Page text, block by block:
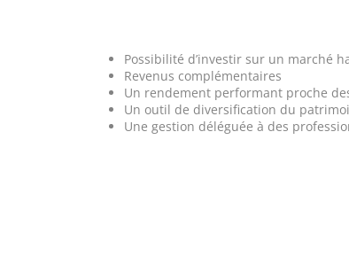
Possibilité d’investir sur un marché
Revenus complémentaires
Un rendement performant proche
Un outil de diversification du
Une gestion déléguée à des